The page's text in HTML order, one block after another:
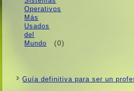
(0)
Guí­a definitiva para ser un